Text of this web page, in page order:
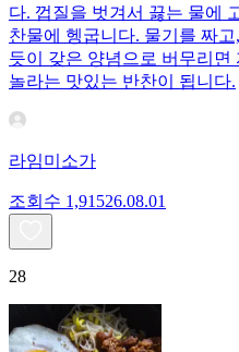
다. 껍질을 벗겨서 끓는 물에
찬물에 헹굽니다. 물기를 짜
듯이 갖은 양념으로 버무리면
놀라는 맛있는 반찬이 됩니다.
라임미소가
조회수 1,91526.08.01
28